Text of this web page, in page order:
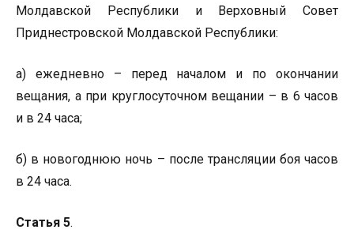
Молдавской Республики и Верховный Совет
Приднестровской Молдавской Республики:
а) ежедневно – перед началом и по окончании
вещания, а при круглосуточном вещании – в 6 часов
и в 24 часа;
б) в новогоднюю ночь – после трансляции боя часов
в 24 часа.
Статья 5.